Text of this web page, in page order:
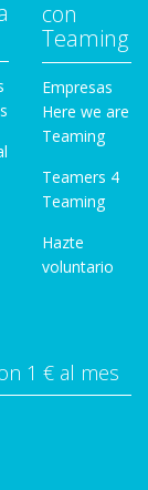
con
Teaming
Empresas
Here we are
Teaming
Teamers 4
Teaming
Hazte
voluntario
1 € al mes